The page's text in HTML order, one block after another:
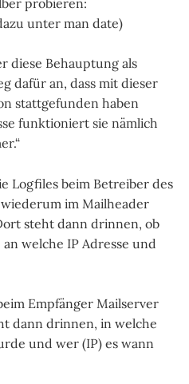
unter man date)
diese Behauptung als
dafür an, dass mit dieser
stattgefunden haben
funktioniert sie nämlich
Logfiles beim Betreiber des
im Mailheader
steht dann drinnen, ob
welche IP Adresse und
Empfänger Mailserver
dann drinnen, in welche
und wer (IP) es wann